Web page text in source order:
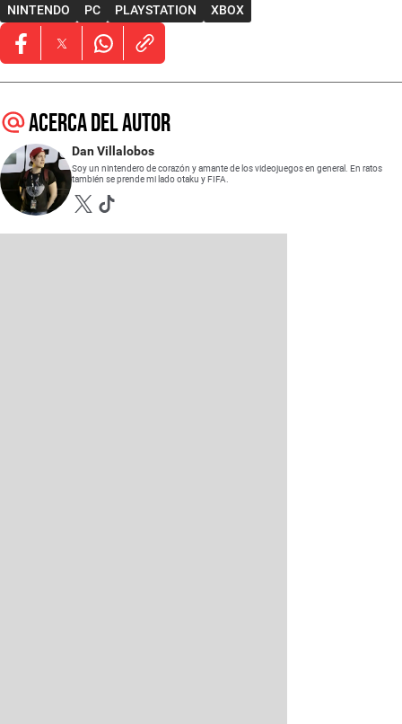
NINTENDO
PC PLAYSTATION XBOX
Opens in new window
Opens in new window
Opens in new window
Acerca del autor
Dan Villalobos
Soy un nintendero de corazón y amante de los videojuegos en general. En ratos
también se prende mi lado otaku y FIFA.
Opens in new window
Opens in new window